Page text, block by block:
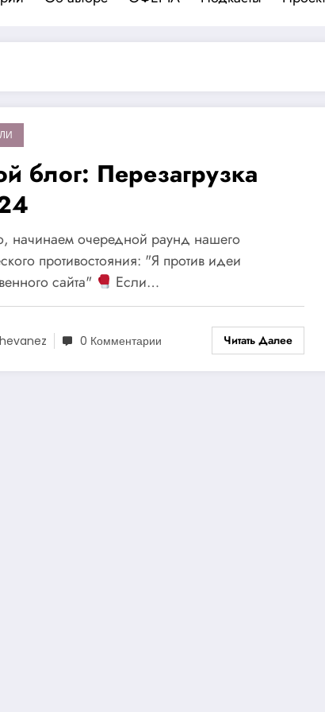
блог: Перезагрузка
начинаем очередной раунд нашего
противостояния: "Я против идеи
сайта"
Если…
0 Комментарии Читать Далее